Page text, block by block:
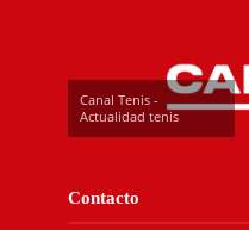
Canal Tenis -
Actualidad tenis
Contacto